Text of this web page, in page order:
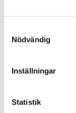
som kan ha
Ta reda på mer
Du kan ändra
Nödvändig
Inställningar
Statistik